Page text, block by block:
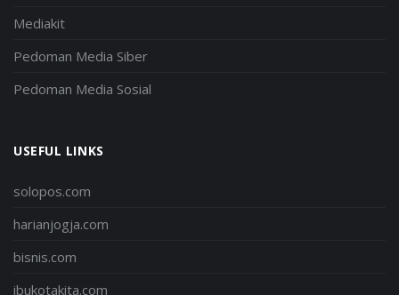
Mediakit
Pedoman Media Siber
Pedoman Media Sosial
USEFUL LINKS
solopos.com
harianjogja.com
bisnis.com
ibukotakita.com